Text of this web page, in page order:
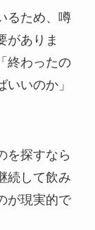
るため、噂
がありま
終わったの
いのか」
を探すなら
続して飲み
が現実的で